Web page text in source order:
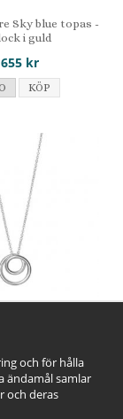
Sky blue topas -
i guld
kr
KÖP
i silver
kr
KÖP
och för hålla
ändamål samlar
och deras